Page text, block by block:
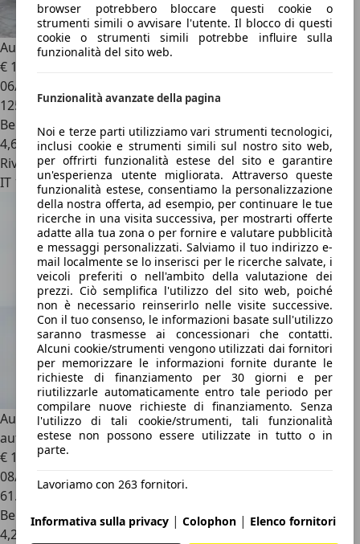
browser potrebbero bloccare questi cookie o
strumenti simili o avvisare l'utente. Il blocco di questi
cookie o strumenti simili potrebbe influire sulla
funzionalità del sito web.
Funzionalità avanzate della pagina
Noi e terze parti utilizziamo vari strumenti tecnologici,
inclusi cookie e strumenti simili sul nostro sito web,
per offrirti funzionalità estese del sito e garantire
un'esperienza utente migliorata. Attraverso queste
funzionalità estese, consentiamo la personalizzazione
della nostra offerta, ad esempio, per continuare le tue
ricerche in una visita successiva, per mostrarti offerte
adatte alla tua zona o per fornire e valutare pubblicità
e messaggi personalizzati. Salviamo il tuo indirizzo e-
mail localmente se lo inserisci per le ricerche salvate, i
veicoli preferiti o nell'ambito della valutazione dei
prezzi. Ciò semplifica l'utilizzo del sito web, poiché
non è necessario reinserirlo nelle visite successive.
Con il tuo consenso, le informazioni basate sull'utilizzo
saranno trasmesse ai concessionari che contatti.
Alcuni cookie/strumenti vengono utilizzati dai fornitori
per memorizzare le informazioni fornite durante le
richieste di finanziamento per 30 giorni e per
riutilizzarle automaticamente entro tale periodo per
compilare nuove richieste di finanziamento. Senza
l'utilizzo di tali cookie/strumenti, tali funzionalità
estese non possono essere utilizzate in tutto o in
parte.
Lavoriamo con 263 fornitori.
Informativa sulla privacy | Colophon | Elenco fornitori
Audi A1A1 Sportback 25 1.0 tfsi Admired
€ 12.900
06/2021
125.100 km
Benzina
4,6 l/100 km (comb.)
Rivenditore
IT 10154
Audi A11.0 TFSI 82cv Design Climatizzatore
automatico/Sedili riscaldabili
€ 12.900€ 14.490,-
08/2017
61.357 km
Benzina
4,2 l/100 km (comb.)